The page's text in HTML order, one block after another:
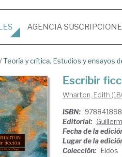
AGENCIA
/Teoría y crítica. Estudios y ensayos
Escribir
Wharton, Edith
ISBN:
Editorial:
Fecha de la
Lugar de la
Colección: Eidos